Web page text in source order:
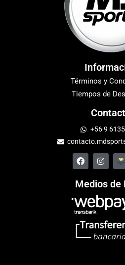
Términos y
Tiempos de
+56 9
Medios de